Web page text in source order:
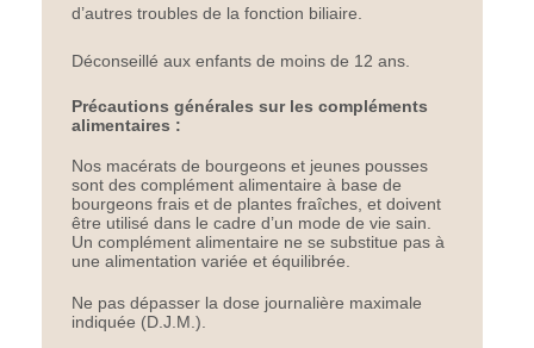
d’autres troubles de la fonction biliaire.
Déconseillé aux enfants de moins de 12 ans.
Précautions générales sur les compléments
alimentaires :
Nos macérats de bourgeons et jeunes pousses
sont des complément alimentaire à base de
bourgeons frais et de plantes fraîches, et doivent
être utilisé dans le cadre d’un mode de vie sain.
Un complément alimentaire ne se substitue pas à
une alimentation variée et équilibrée.
Ne pas dépasser la dose journalière maximale
indiquée (D.J.M.).